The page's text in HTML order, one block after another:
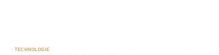
TECHNOLOGIE